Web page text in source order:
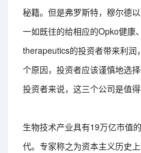
秘籍。但是弗罗斯特，穆尔德
一如既往的给相应的Opko健康
therapeutics的投资者带来利润
个原因，投资者应该谨慎地选
投资者来说，这三个公司是值得
生物技术产业具有19万亿市值
代。专家称之为资本主义历史